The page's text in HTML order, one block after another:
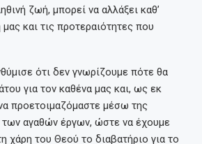
ζωή, μπορεί να αλλάξει καθ’
και τις προτεραιότητες που
ότι δεν γνωρίζουμε πότε θα
για τον καθένα μας και, ως εκ
προετοιμαζόμαστε μέσω της
των αγαθών έργων, ώστε να έχουμε
χάρη του Θεού το διαβατήριο για το